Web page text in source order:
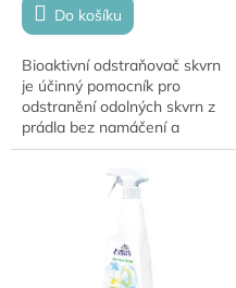
Do košíku
Bioaktivní odstraňovač skvrn
je účinný pomocník pro
odstranění odolných skvrn z
prádla bez namáčení a
drhnutí. Díky speciálnímu
zaschlou špínou,...